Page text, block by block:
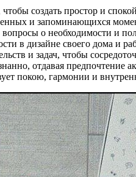
создать простор и
и запоминающихся
о необходимости и
в дизайне своего дома и
и задач, чтобы
отдавая предпочтение
покою, гармонии и